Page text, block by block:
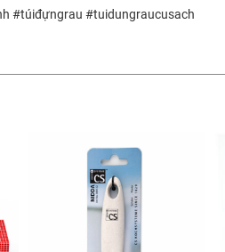
#túiđựngrau #tuidungraucusach